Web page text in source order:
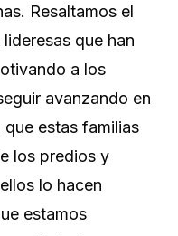
Resaltamos el
que han
a los
avanzando en
que estas familias
los predios y
lo hacen
estamos